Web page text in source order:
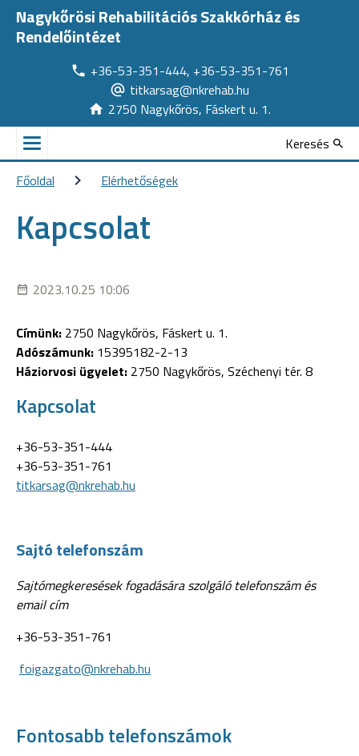
Nagykőrösi Rehabilitációs Szakkórház és
Rendelőintézet
+36-53-351-444, +36-53-351-761
titkarsag@nkrehab.hu
2750 Nagykőrös, Fáskert u. 1.
Keresés
Főoldal
Elérhetőségek
Kapcsolat
2023.10.25 10:06
Címünk: 2750 Nagykőrös, Fáskert u. 1.
Adószámunk: 15395182-2-13
Háziorvosi ügyelet: 2750 Nagykőrös, Széchenyi tér. 8
Kapcsolat
+36-53-351-444
+36-53-351-761
titkarsag@nkrehab.hu
Sajtó telefonszám
Sajtómegkeresések fogadására szolgáló telefonszám és
email cím
+36-53-351-761
foigazgato@nkrehab.hu
Fontosabb telefonszámok